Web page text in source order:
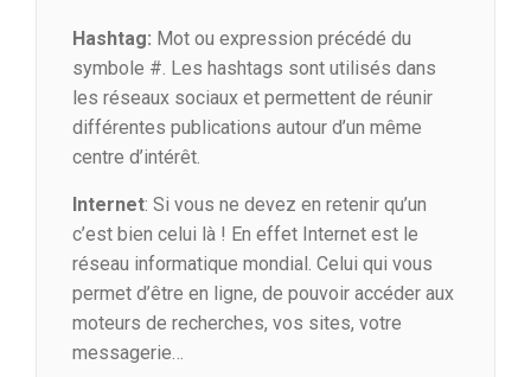
Hashtag: Mot ou expression précédé du
symbole #. Les hashtags sont utilisés dans
les réseaux sociaux et permettent de réunir
différentes publications autour d’un même
centre d’intérêt.
Internet: Si vous ne devez en retenir qu’un
c’est bien celui là ! En effet Internet est le
réseau informatique mondial. Celui qui vous
permet d’être en ligne, de pouvoir accéder aux
moteurs de recherches, vos sites, votre
messagerie…